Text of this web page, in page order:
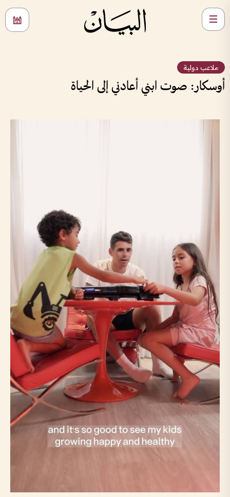
ملاعب دولية
أوسكار: صوت ابني أعادني إلى الحياة